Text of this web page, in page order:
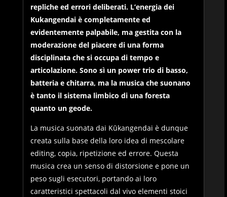
repliche ed errori deliberati. L’energia dei
Kukangendai è completamente ed
evidentemente palpabile, ma gestita con la
moderazione del piacere di una forma
disciplinata che si occupa di tempo e
articolazione. Sono sì un power trio di basso,
batteria e chitarra, ma la musica che suonano
è tanto il sistema limbico di una foresta
quanto un geode.
La musica suonata dai Kūkangendai è dunque
creata sulla base della loro idea di mescolare
editing, copia, ripetizione ed errore. Questa
musica crea un senso di distorsione e pone un
peso sugli esecutori, portando ai loro
caratteristici spettacoli dal vivo elementi stoici